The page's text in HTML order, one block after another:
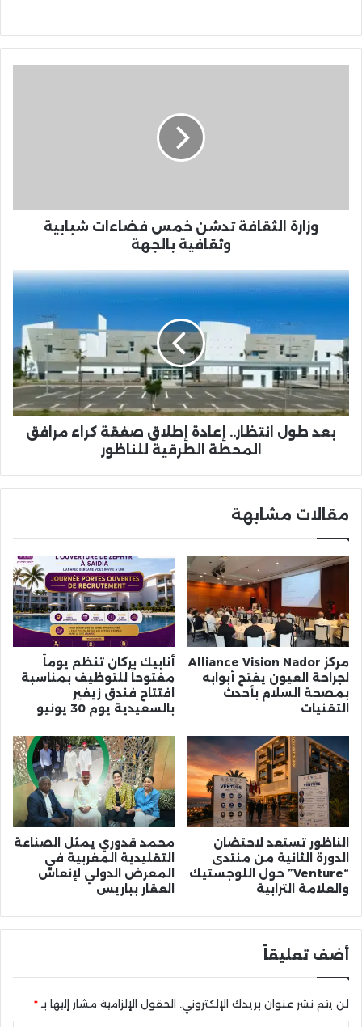
وزارة الثقافة تدشن خمس فضاءات شبابية
وثقافية بالجهة
بعد
طول
إطلاق
صفقة
كراء
مرافق
المحطة
الطرقية
بعد طول انتظار.. إعادة إطلاق صفقة كراء مرافق
المحطة الطرقية للناظور
مقالات مشابهة
مركز Alliance Vision Nador
لجراحة العيون يفتح أبوابه
بمصحة السلام بأحدث
التقنيات
أنابيك بركان تنظم يوماً
مفتوحاً للتوظيف بمناسبة
افتتاح فندق زيفير
بالسعيدية يوم 30 يونيو
الناظور تستعد لاحتضان
الدورة الثانية من منتدى
“Venture” حول اللوجستيك
والعلامة الترابية
محمد قدوري يمثل الصناعة
التقليدية المغربية في
المعرض الدولي لإنعاش
العقار بباريس
أضف تعليقاً
لن يتم نشر عنوان بريدك الإلكتروني. الحقول الإلزامية مشار إليها بـ *